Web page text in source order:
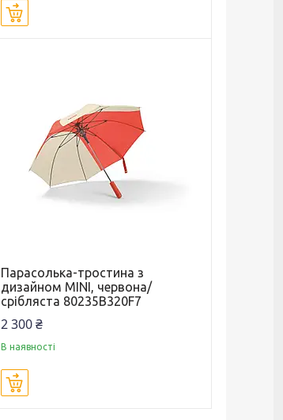
Парасолька-тростина з
дизайном MINI, червона/
срібляста 80235B320F7
2 300 ₴
В наявності